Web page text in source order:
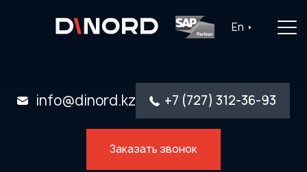
En
info@dinord.kz +7 (727) 312-36-93
Заказать звонок
Главная
Каталог ПО
Отрасли